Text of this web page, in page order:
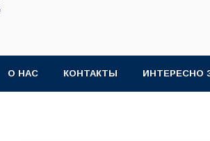
О НАС КОНТАКТЫ ИНТЕРЕСНО